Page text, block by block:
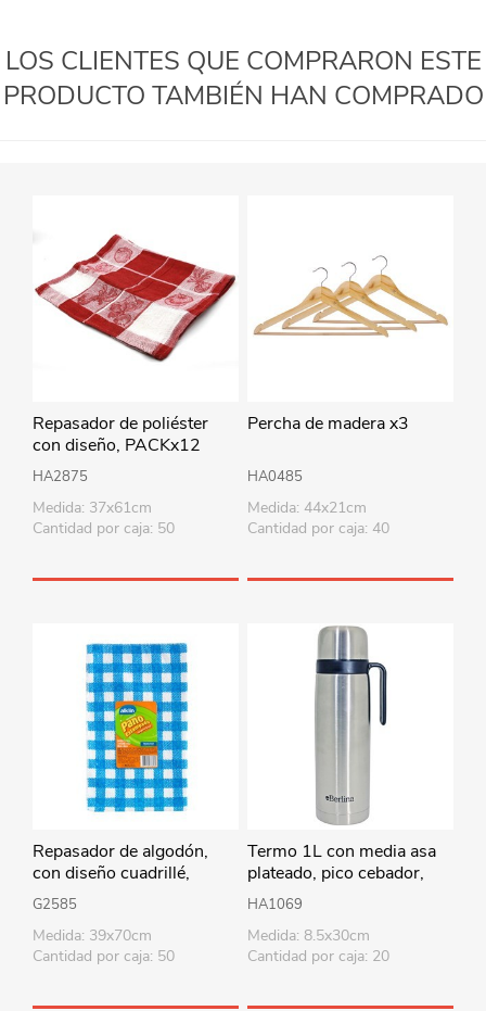
LOS CLIENTES QUE COMPRARON ESTE
PRODUCTO TAMBIÉN HAN COMPRADO
Repasador de poliéster
con diseño, PACKx12
varios colores
HA2875
Medida: 37x61cm
Cantidad por caja: 50
Percha de madera x3
HA0485
Medida: 44x21cm
Cantidad por caja: 40
Repasador de algodón,
con diseño cuadrillé,
ALKLIN varios colores
G2585
Medida: 39x70cm
Cantidad por caja: 50
Termo 1L con media asa
plateado, pico cebador,
base antideslizante,
Berlina
HA1069
Medida: 8.5x30cm
Cantidad por caja: 20